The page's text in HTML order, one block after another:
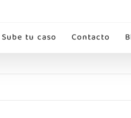
Sube tu caso Contacto